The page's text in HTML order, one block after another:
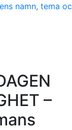
namn, tema
–